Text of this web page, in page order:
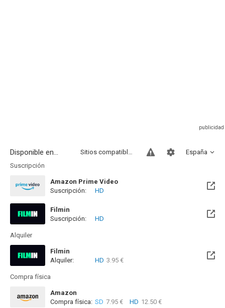
Disponible en... España
Sitios compatibles
Suscripción
Amazon Prime Video
Suscripción:
HD
Filmin
Disponible hasta el Sab, 05 Dic 2026 (Quedan 3 meses)
Suscripción: HD
Alquiler
Filmin
Disponible hasta el Sab, 05 Dic 2026 (Quedan 3 meses)
Alquiler: HD 3.95 €
Compra física
Amazon
Compra física: SD 7.95 € HD 12.50 €